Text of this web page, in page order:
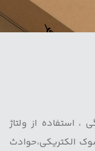
استفاده از ولتاژ
الکتریکی،حوادث